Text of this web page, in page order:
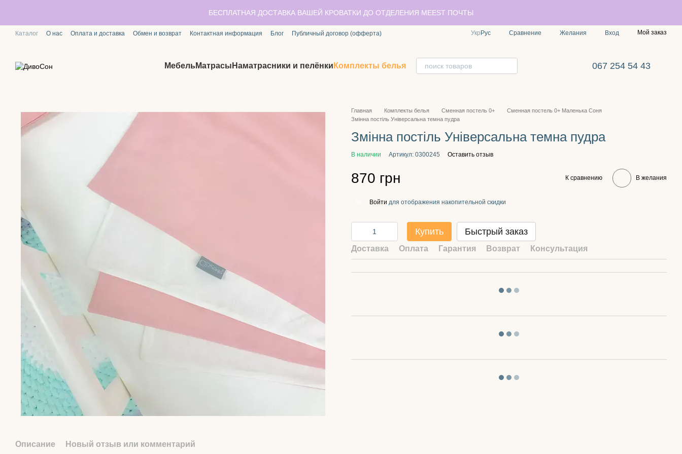
БЕСПЛАТНАЯ ДОСТАВКА ВАШЕЙ КРОВАТКИ ДО ОТДЕЛЕНИЯ MEEST ПОЧТЫ
Каталог О нас Оплата и доставка Обмен и возврат Контактная информация Блог Публичный договор (офферта) Укр Рус Сравнение Желания Вход Мой заказ
МебельМатрасы Наматрасники и пелёнки Комплекты белья 067 254 54 43
Описание Новый отзыв или комментарий
Главная Комплекты белья Сменная постель 0+
Сменная постель 0+ Маленька Соня
Змінна постіль Універсальна темна пудра
Змінна постіль Універсальна темна пудра
В наличии Артикул: 0300245 Оставить отзыв
870 грн К сравнению В желания
Войти для отображения накопительной скидки
Купить Быстрый заказ
Доставка Оплата Гарантия Возврат Консультация